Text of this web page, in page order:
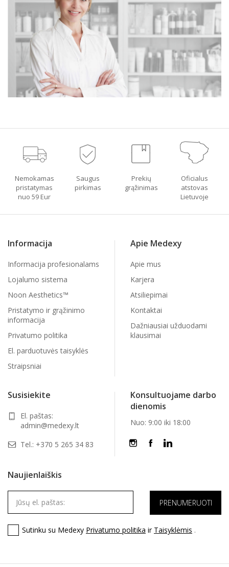
Nemokamas
pristatymas
nuo 59 Eur
Saugus
pirkimas
Prekių
grąžinimas
Oficialus
atstovas
Lietuvoje
Informacija
Informacija profesionalams
Lojalumo sistema
Noon Aesthetics™
Pristatymo ir grąžinimo
informacija
Privatumo politika
El. parduotuvės taisyklės
Straipsniai
Apie Medexy
Apie mus
Karjera
Atsiliepimai
Kontaktai
Dažniausiai užduodami
klausimai
Susisiekite
El. paštas:
admin@medexy.lt
Tel.: +370 5 265 34 83
Konsultuojame darbo
dienomis
Nuo: 9:00 iki 18:00
Naujienlaiškis
Sutinku su Medexy Privatumo politika ir Taisyklėmis .